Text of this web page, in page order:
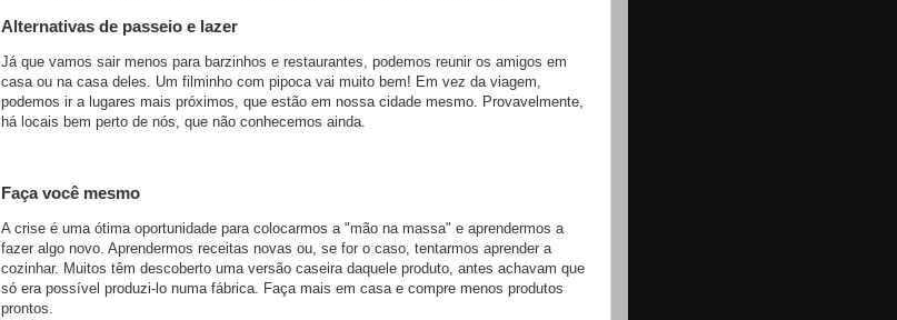
Alternativas de passeio e lazer
Já que vamos sair menos para barzinhos e restaurantes, podemos reunir os amigos em
casa ou na casa deles. Um filminho com pipoca vai muito bem! Em vez da viagem,
podemos ir a lugares mais próximos, que estão em nossa cidade mesmo. Provavelmente,
há locais bem perto de nós, que não conhecemos ainda.
Faça você mesmo
A crise é uma ótima oportunidade para colocarmos a "mão na massa" e aprendermos a
fazer algo novo. Aprendermos receitas novas ou, se for o caso, tentarmos aprender a
cozinhar. Muitos têm descoberto uma versão caseira daquele produto, antes achavam que
só era possível produzi-lo numa fábrica. Faça mais em casa e compre menos produtos
prontos.